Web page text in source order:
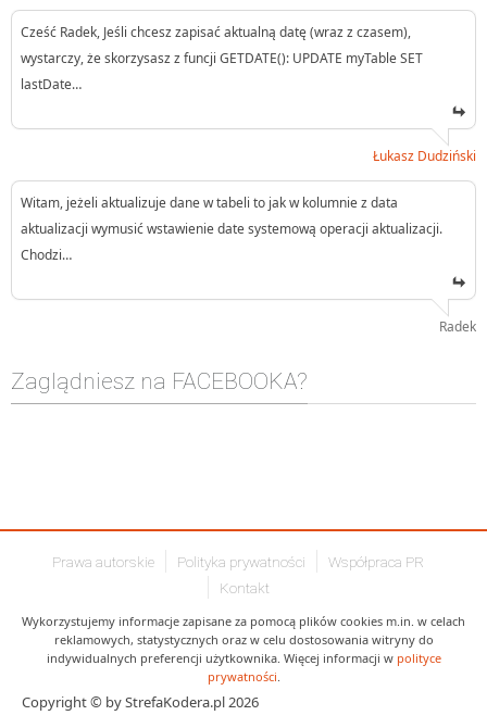
Cześć Radek, Jeśli chcesz zapisać aktualną datę (wraz z czasem),
wystarczy, że skorzysasz z funcji GETDATE(): UPDATE myTable SET
lastDate…
Łukasz Dudziński
Witam, jeżeli aktualizuje dane w tabeli to jak w kolumnie z data
aktualizacji wymusić wstawienie date systemową operacji aktualizacji.
Chodzi…
Radek
Zaglądniesz na FACEBOOKA?
Prawa autorskie Polityka prywatności
Współpraca PR
Kontakt
Wykorzystujemy informacje zapisane za pomocą plików cookies m.in. w celach
reklamowych, statystycznych oraz w celu dostosowania witryny do
indywidualnych preferencji użytkownika. Więcej informacji w polityce
prywatności
Copyright © by StrefaKodera.pl 2026